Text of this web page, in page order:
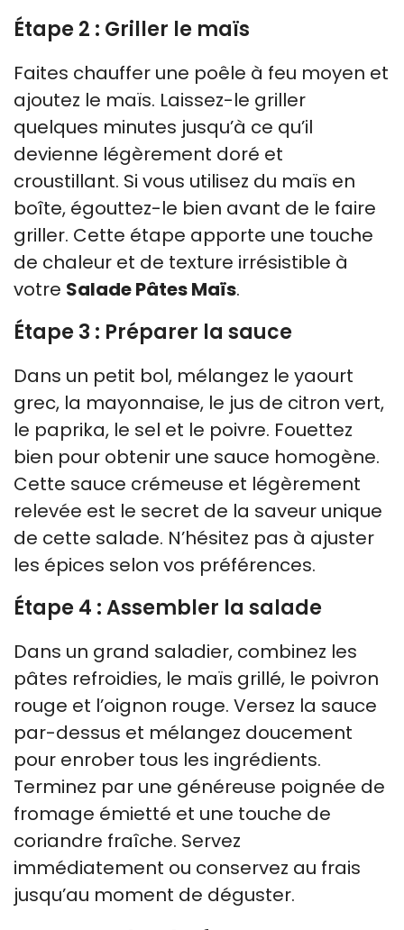
Étape 2 : Griller le maïs
Faites chauffer une poêle à feu moyen et
ajoutez le maïs. Laissez-le griller
quelques minutes jusqu’à ce qu’il
devienne légèrement doré et
croustillant. Si vous utilisez du maïs en
boîte, égouttez-le bien avant de le faire
griller. Cette étape apporte une touche
de chaleur et de texture irrésistible à
votre Salade Pâtes Maïs.
Étape 3 : Préparer la sauce
Dans un petit bol, mélangez le yaourt
grec, la mayonnaise, le jus de citron vert,
le paprika, le sel et le poivre. Fouettez
bien pour obtenir une sauce homogène.
Cette sauce crémeuse et légèrement
relevée est le secret de la saveur unique
de cette salade. N’hésitez pas à ajuster
les épices selon vos préférences.
Étape 4 : Assembler la salade
Dans un grand saladier, combinez les
pâtes refroidies, le maïs grillé, le poivron
rouge et l’oignon rouge. Versez la sauce
par-dessus et mélangez doucement
pour enrober tous les ingrédients.
Terminez par une généreuse poignée de
fromage émietté et une touche de
coriandre fraîche. Servez
immédiatement ou conservez au frais
jusqu’au moment de déguster.